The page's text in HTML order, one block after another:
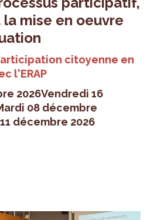
mise en oeuvre
citoyenne en
l'ERAP
2026Vendredi 16
08 décembre
décembre 2026